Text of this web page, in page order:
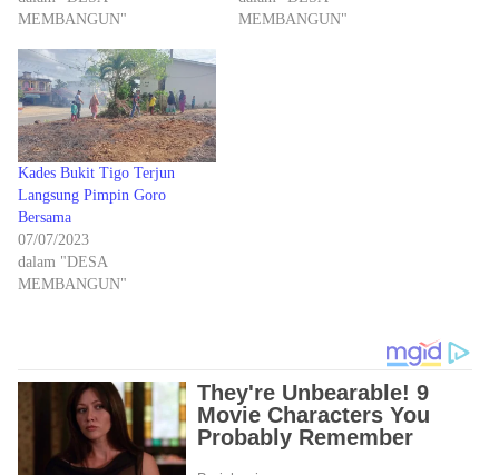
MEMBANGUN"
MEMBANGUN"
Kades Bukit Tigo Terjun
Langsung Pimpin Goro
Bersama
07/07/2023
dalam "DESA
MEMBANGUN"